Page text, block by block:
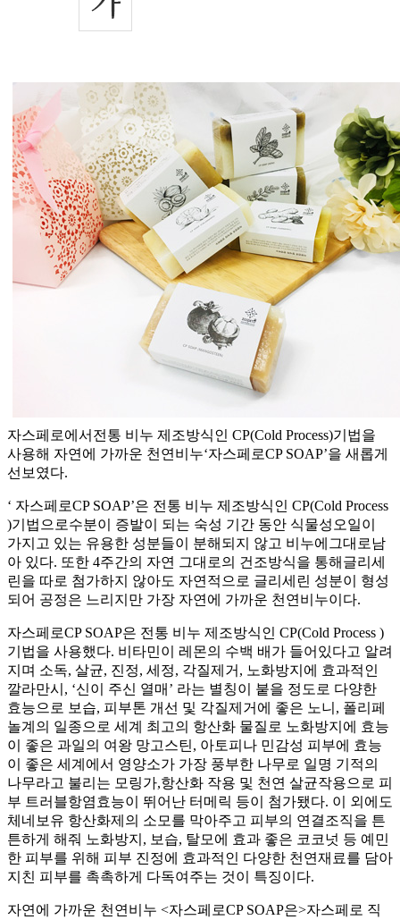
자스페로에서전통 비누 제조방식인 CP(Cold Process)기법을
사용해 자연에 가까운 천연비누‘자스페로CP SOAP’을 새롭게
선보였다.
‘ 자스페로CP SOAP’은 전통 비누 제조방식인 CP(Cold Process
)기법으로수분이 증발이 되는 숙성 기간 동안 식물성오일이
가지고 있는 유용한 성분들이 분해되지 않고 비누에그대로남
아 있다. 또한 4주간의 자연 그대로의 건조방식을 통해글리세
린을 따로 첨가하지 않아도 자연적으로 글리세린 성분이 형성
되어 공정은 느리지만 가장 자연에 가까운 천연비누이다.
자스페로CP SOAP은 전통 비누 제조방식인 CP(Cold Process )
기법을 사용했다. 비타민이 레몬의 수백 배가 들어있다고 알려
지며 소독, 살균, 진정, 세정, 각질제거, 노화방지에 효과적인
깔라만시, ‘신이 주신 열매’ 라는 별칭이 붙을 정도로 다양한
효능으로 보습, 피부톤 개선 및 각질제거에 좋은 노니, 폴리페
놀계의 일종으로 세계 최고의 항산화 물질로 노화방지에 효능
이 좋은 과일의 여왕 망고스틴, 아토피나 민감성 피부에 효능
이 좋은 세계에서 영양소가 가장 풍부한 나무로 일명 기적의
나무라고 불리는 모링가,항산화 작용 및 천연 살균작용으로 피
부 트러블항염효능이 뛰어난 터메릭 등이 첨가됐다. 이 외에도
체네보유 항산화제의 소모를 막아주고 피부의 연결조직을 튼
튼하게 해줘 노화방지, 보습, 탈모에 효과 좋은 코코넛 등 예민
한 피부를 위해 피부 진정에 효과적인 다양한 천연재료를 담아
지친 피부를 촉촉하게 다독여주는 것이 특징이다.
자연에 가까운 천연비누 <자스페로CP SOAP은>자스페로 직